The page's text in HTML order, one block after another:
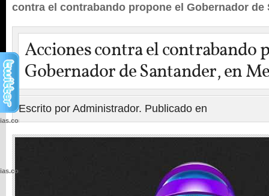
contra el contrabando propone el Gobernador de
Acciones contra el contrabando
Gobernador de Santander, en
Escrito por Administrador. Publicado en
wp-
wp-